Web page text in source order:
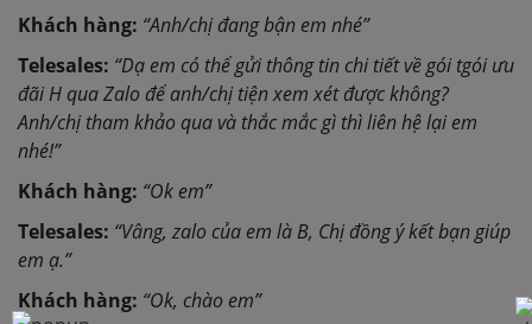
Khách hàng: “Anh/chị đang bận em nhé”
Telesales: “Dạ em có thể gửi thông tin chi tiết về gói tgói ưu
đãi H qua Zalo để anh/chị tiện xem xét được không?
Anh/chị tham khảo qua và thắc mắc gì thì liên hệ lại em
nhé!”
Khách hàng: “Ok em”
Telesales: “Vâng, zalo của em là B, Chị đồng ý kết bạn giúp
em ạ.”
Khách hàng: “Ok, chào em”